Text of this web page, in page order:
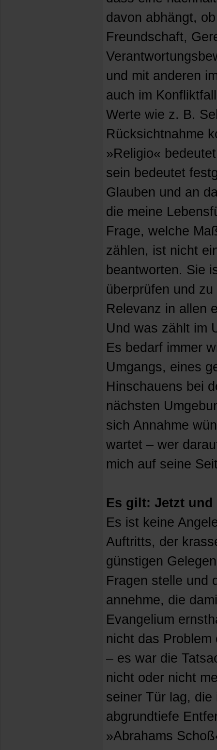
davon abhängt,
Freundschaft,
und mit anderen
auch im
Werte wie z. B.
Rücksichtnahme
»Religio«
sein bedeutet
Glauben und an
die meine
Frage, welche
zählen, ist nicht
beantworten. Sie
überprüfen und
Relevanz in allen
Und was zählt im
Es bedarf immer
Umgangs, eines
Hinschauens bei
nächsten
sich Annahme
wartet – wer
mich auf seine
Es gilt: Jetzt und
Es ist keine
Auftritts, der
günstigen
Fragen stelle und
annehme, die
Evangelium
nicht das
– es war die
nicht oder nicht
seiner Tür lag,
abgrundtiefe
»Abrahams